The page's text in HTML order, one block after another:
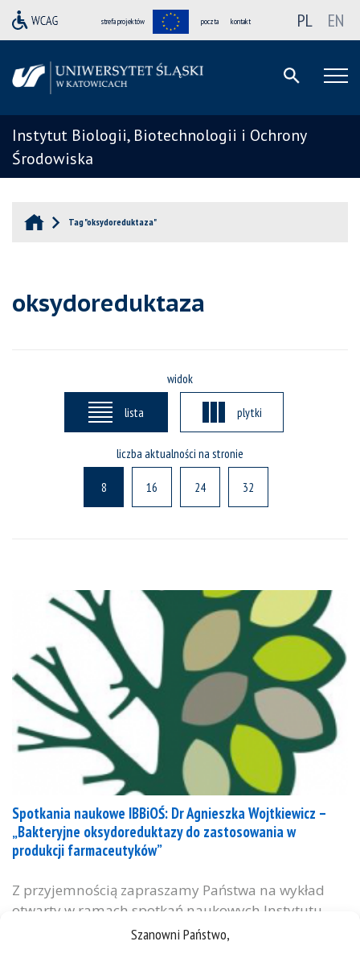
Szanowni Państwo,
strefa projektów poczta kontakt PL EN
Instytut Biologii, Biotechnologii i Ochrony
Środowiska
Tag "oksydoreduktaza"
oksydoreduktaza
widok
lista plytki
liczba aktualności na stronie
8 16 24 32
Spotkania naukowe IBBiOŚ: Dr Agnieszka Wojtkiewicz –
„Bakteryjne oksydoreduktazy do zastosowania w
produkcji farmaceutyków”
Z przyjemnością zapraszamy Państwa na wykład
otwarty w ramach spotkań naukowych Instytutu,
który odbędzie się 30 stycznia 2023 (poniedziałek) o